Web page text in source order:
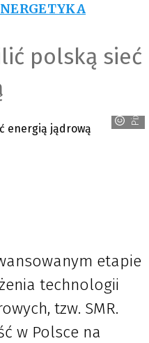
polską sieć
Pixabay
etapie
technologii
tzw. SMR.
w Polsce na